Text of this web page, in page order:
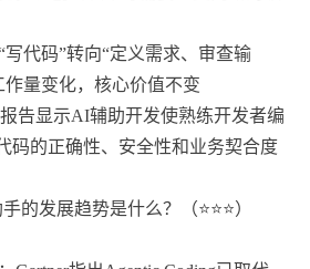
写代码”转向“定义需求、审查输
量变化，核心价值不变
报告显示AI辅助开发使熟练开发者编
码的正确性、安全性和业务契合度
的发展趋势是什么？（⭐⭐⭐）